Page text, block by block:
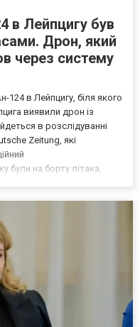
в Лейпцигу був
Дрон, який
через систему
124 в Лейпцигу, біля якого
виявили дрон із
в розслідуванні
Zeitung, які
були на борту літака,